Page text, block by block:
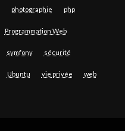
photographie php
Programmation Web
symfony sécurité
Ubuntu vie privée web